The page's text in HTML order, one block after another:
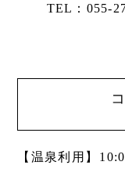
TEL：055-
【温泉利用】